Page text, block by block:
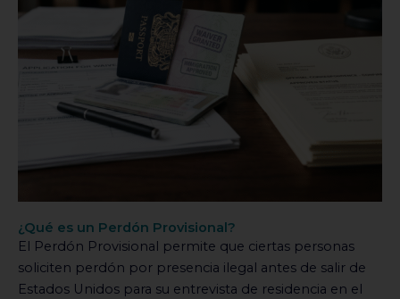
¿Qué es un Perdón Provisional?
El Perdón Provisional permite que ciertas personas
soliciten perdón por presencia ilegal antes de salir de
Estados Unidos para su entrevista de residencia en el